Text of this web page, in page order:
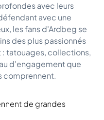
avec leurs
avec une
les fans d'Ardbeg se
des plus passionnés
: tatouages, collections,
d'engagement que
comprennent.
de grandes